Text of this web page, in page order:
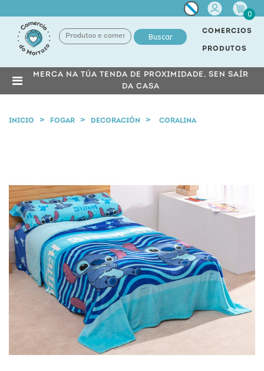
Miña
conta
0
Buscar
COMERCIOS
PRODUTOS
MERCA NA TÚA TENDA DE PROXIMIDADE, SEN SAÍR
DA CASA
INICIO FOGAR DECORACIÓN CORALINA